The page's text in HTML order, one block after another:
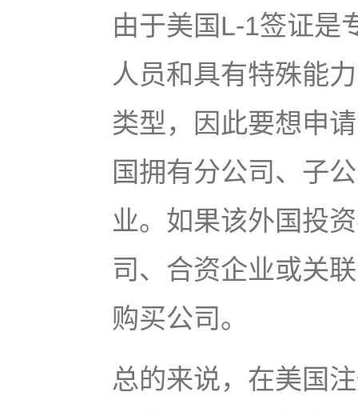
由于美国L-1签证是
人员和具有特殊能
类型，因此要想申
国拥有分公司、子
业。如果该外国投
司、合资企业或关
购买公司。
总的来说，在美国